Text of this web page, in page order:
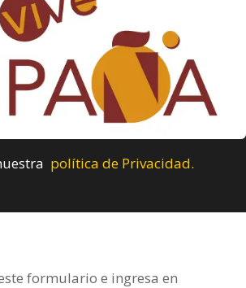
política de Privacidad.
formulario e ingresa en